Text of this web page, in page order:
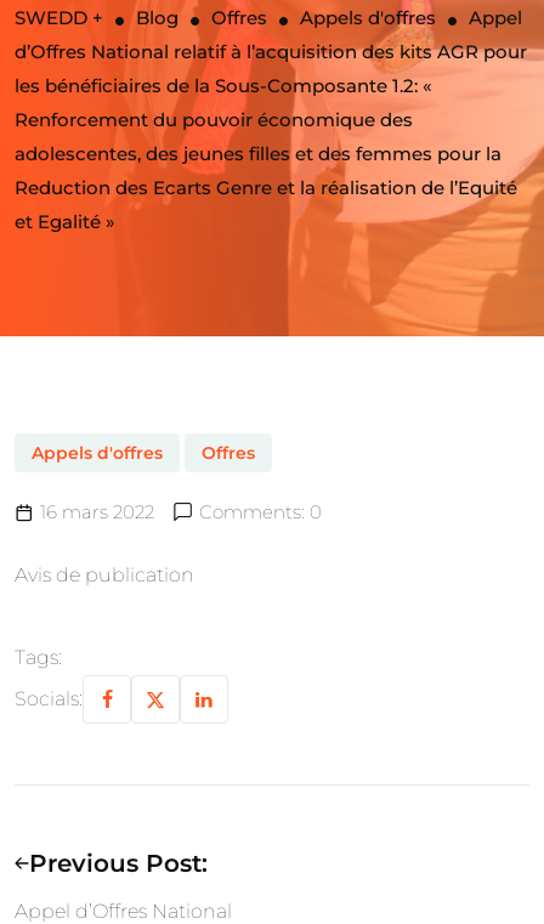
SWEDD + Blog Offres Appels d'offres
Appel
d’Offres National relatif à l’acquisition des kits AGR pour
les bénéficiaires de la Sous-Composante 1.2: «
Renforcement du pouvoir économique des
adolescentes, des jeunes filles et des femmes pour la
Reduction des Ecarts Genre et la réalisation de l’Equité
et Egalité »
Appels d'offres Offres
16 mars 2022 Comments: 0
Avis de publication
Tags:
Socials:
Previous Post:
Appel d’Offres National